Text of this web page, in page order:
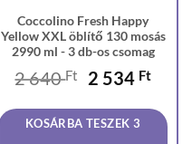
Coccolino Fresh Happy
Yellow XXL öblítő 130 mosás
2990 ml - 3 db-os csomag
2 640Ft
Original
was:
2
2 534 Ft
is:
KOSÁRBA TESZEK 3